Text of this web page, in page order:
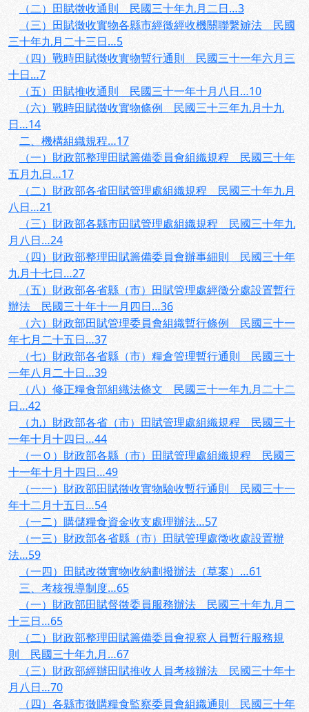
（二）田賦徵收通則 民國三十年九月二日…3
（三）田賦徵收實物各縣市經徵經收機關聯繫辧法 民國
三十年九月二十三日…5
（四）戰時田賦徵收實物暫行通則 民國三十一年六月三
十日…7
（五）田賦推收通則 民國三十一年十月八日…10
（六）戰時田賦徵收實物條例 民國三十三年九月十九
日…14
二、機構組織規程…17
（一）財政部整理田賦籌備委員會組織規程 民國三十年
五月九日…17
（二）財政部各省田賦管理處組織規程 民國三十年九月
八日…21
（三）財政部各縣市田賦管理處組織規程 民國三十年九
月八日…24
（四）財政部整理田賦籌備委員會辦事細則 民國三十年
九月十七日…27
（五）財政部各省縣（市）田賦管理處經徵分處設置暫行
辦法 民國三十年十一月四日…36
（六）財政部田賦管理委員會組織暫行條例 民國三十一
年七月二十五日…37
（七）財政部各省縣（市）糧倉管理暫行通則 民國三十
一年八月二十日…39
（八）修正糧食部組織法條文 民國三十一年九月二十二
日…42
（九）財政部各省（市）田賦管理處組織規程 民國三十
一年十月十四日…44
（一Ｏ）財政部各縣（市）田賦管理處組織規程 民國三
十一年十月十四日…49
（一一）財政部田賦徵收實物驗收暫行通則 民國三十一
年十二月十五日…54
（一二）購儲糧食資金收支處理辦法…57
（一三）財政部各省縣（市）田賦管理處徵收處設置辦
法…59
（一四）田賦改徵實物收納劃撥辦法（草案）…61
三、考核視導制度…65
（一）財政部田賦督徵委員服務辦法 民國三十年九月二
十三日…65
（二）財政部整理田賦籌備委員會視察人員暫行服務規
則 民國三十年九月…67
（三）財政部經辦田賦推收人員考核辦法 民國三十年十
月八日…70
（四）各縣市徵購糧食監察委員會組織通則 民國三十年